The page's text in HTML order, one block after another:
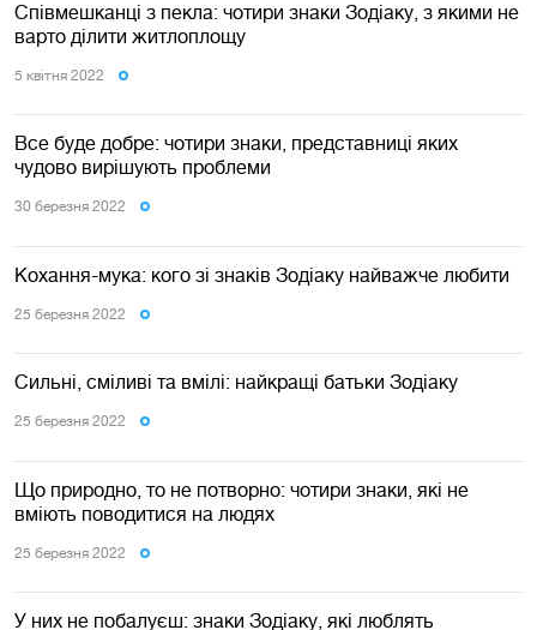
Співмешканці з пекла: чотири знаки Зодіаку, з якими не
варто ділити житлоплощу
5 квiтня 2022
Все буде добре: чотири знаки, представниці яких
чудово вирішують проблеми
30 березня 2022
Кохання-мука: кого зі знаків Зодіаку найважче любити
25 березня 2022
Сильні, сміливі та вмілі: найкращі батьки Зодіаку
25 березня 2022
Що природно, то не потворно: чотири знаки, які не
вміють поводитися на людях
25 березня 2022
У них не побалуєш: знаки Зодіаку, які люблять